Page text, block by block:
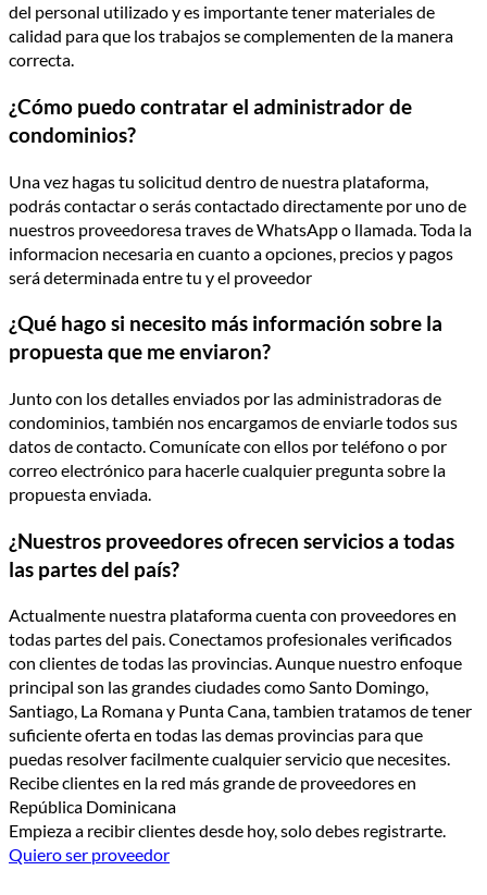
del personal utilizado y es importante tener materiales de
calidad para que los trabajos se complementen de la manera
correcta.
¿Cómo puedo contratar el administrador de
condominios?
Una vez hagas tu solicitud dentro de nuestra plataforma,
podrás contactar o serás contactado directamente por uno de
nuestros proveedoresa traves de WhatsApp o llamada. Toda la
informacion necesaria en cuanto a opciones, precios y pagos
será determinada entre tu y el proveedor
¿Qué hago si necesito más información sobre la
propuesta que me enviaron?
Junto con los detalles enviados por las administradoras de
condominios, también nos encargamos de enviarle todos sus
datos de contacto. Comunícate con ellos por teléfono o por
correo electrónico para hacerle cualquier pregunta sobre la
propuesta enviada.
¿Nuestros proveedores ofrecen servicios a todas
las partes del país?
Actualmente nuestra plataforma cuenta con proveedores en
todas partes del pais. Conectamos profesionales verificados
con clientes de todas las provincias. Aunque nuestro enfoque
principal son las grandes ciudades como Santo Domingo,
Santiago, La Romana y Punta Cana, tambien tratamos de tener
suficiente oferta en todas las demas provincias para que
puedas resolver facilmente cualquier servicio que necesites.
Recibe clientes en la red más grande de proveedores en
República Dominicana
Empieza a recibir clientes desde hoy, solo debes registrarte.
Quiero ser proveedor